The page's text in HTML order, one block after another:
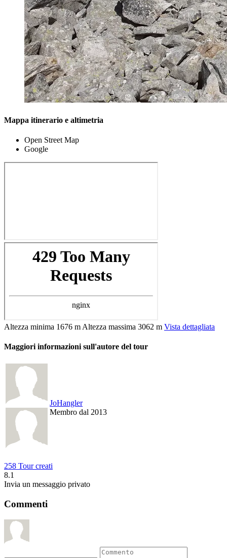
Mappa itinerario e altimetria
Open Street Map
Google
Altezza minima 1676 m Altezza massima 3062 m Vista dettagliata
Maggiori informazioni sull'autore del tour
JoHangler
Membro dal 2013
258 Tour creati
8.1
Invia un messaggio privato
Commenti